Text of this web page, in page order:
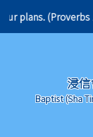
16:3)
浸
Baptist (Sha